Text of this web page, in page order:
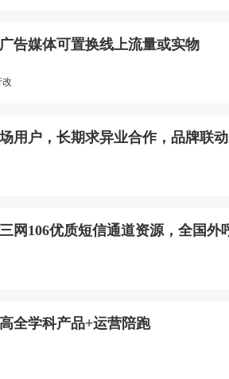
告媒体可置换线上流量或实物
改
用户，长期求异业合作，品牌联动
网106优质短信通道资源，全国外
全学科产品+运营陪跑